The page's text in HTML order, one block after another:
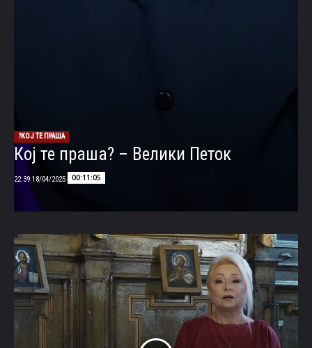
КОЈ ТЕ ПРАША?
Кој те праша? – Велики Петок
00:11:05
18/04/2025 22:39